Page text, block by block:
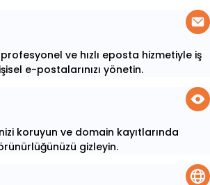
ve hızlı eposta hizmetiyle iş
e-postalarınızı yönetin.
koruyun ve domain kayıtlarında
gizleyin.